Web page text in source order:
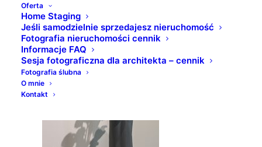
Oferta
Home Staging
Jeśli samodzielnie sprzedajesz nieruchomość
Fotografia nieruchomości cennik
Informacje FAQ
Sesja fotograficzna dla architekta – cennik
Fotografia ślubna
O mnie
Kontakt